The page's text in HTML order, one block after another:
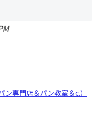
専門店＆パン教室＆c.）